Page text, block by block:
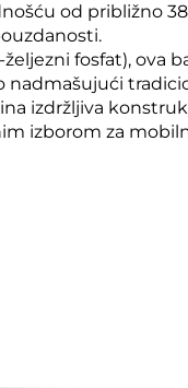
od približno
fosfat), ova
nadmašujući
izdržljiva
izborom za